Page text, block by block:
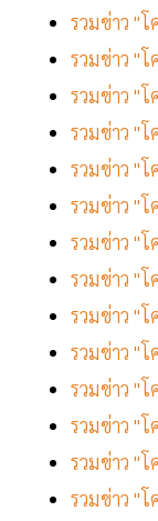
รวมข่าว "
รวมข่าว "
รวมข่าว "
รวมข่าว "
รวมข่าว "
รวมข่าว "
รวมข่าว "
รวมข่าว "
รวมข่าว "
รวมข่าว "
รวมข่าว "
รวมข่าว "
รวมข่าว "
รวมข่าว "